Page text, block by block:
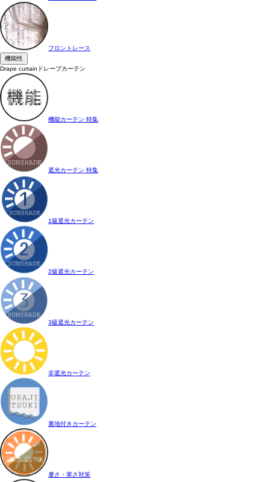
フロントレース
機能性
Drape curtain ドレープカーテン
機能カーテン 特集
遮光カーテン 特集
1級遮光カーテン
2級遮光カーテン
3級遮光カーテン
非遮光カーテン
裏地付きカーテン
暑さ・寒さ対策